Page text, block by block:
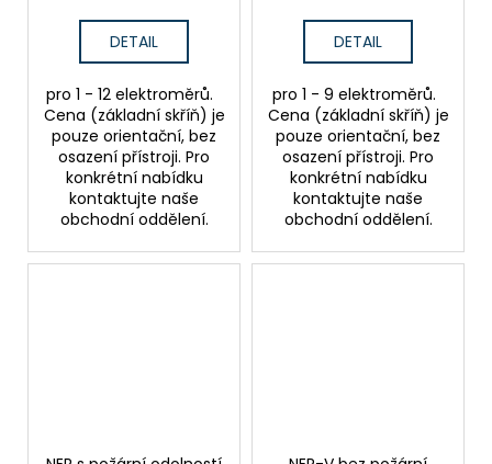
DETAIL
pro 1 - 12 elektroměrů.
Cena (základní skříň) je
pouze orientační, bez
osazení přístroji. Pro
konkrétní nabídku
kontaktujte naše
obchodní oddělení.
DETAIL
pro 1 - 9 elektroměrů.
Cena (základní skříň) je
pouze orientační, bez
osazení přístroji. Pro
konkrétní nabídku
kontaktujte naše
obchodní oddělení.